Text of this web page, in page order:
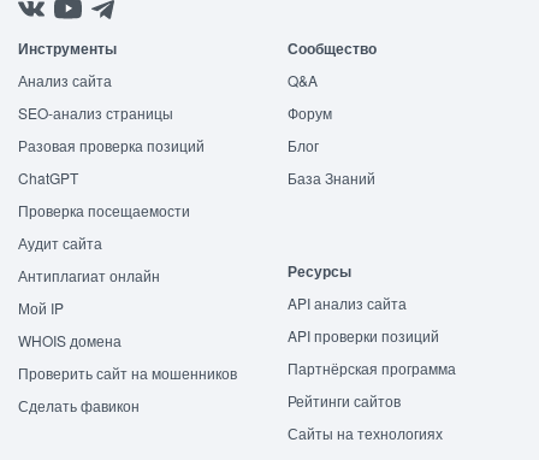
Инструменты
Анализ сайта
SEO-анализ страницы
Разовая проверка позиций
ChatGPT
Проверка посещаемости
Аудит сайта
Антиплагиат онлайн
Мой IP
WHOIS домена
Проверить сайт на мошенников
Сделать фавикон
Сообщество
Q&A
Форум
Блог
База Знаний
Ресурсы
API анализ сайта
API проверки позиций
Партнёрская программа
Рейтинги сайтов
Сайты на технологиях